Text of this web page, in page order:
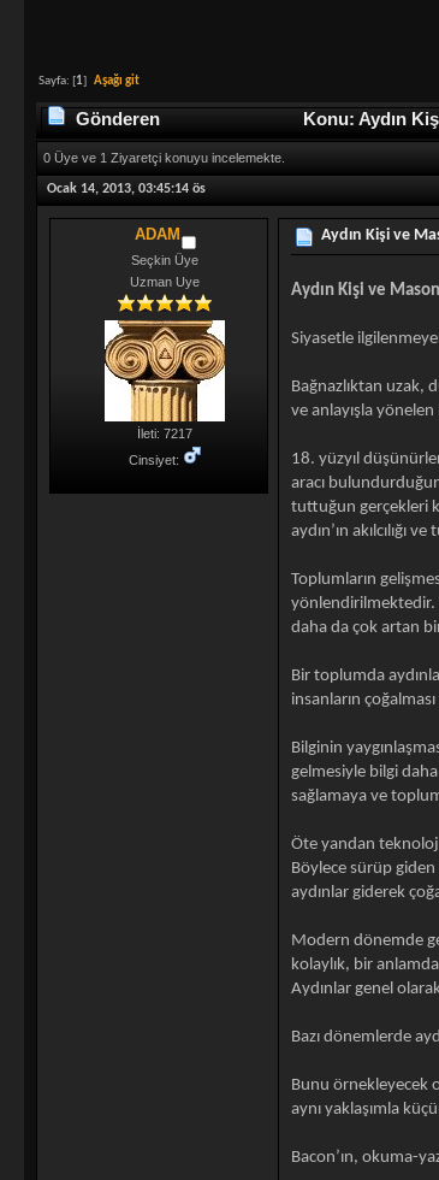
Sayfa: [1]Aşağı git
Gönderen Konu: Aydın
0 Üye ve 1 Ziyaretçi konuyu incelemekte.
Ocak 14, 2013, 03:45:14 ös
ADAM
Seçkin Üye
Uzman Uye
İleti: 7217
Cinsiyet:
Aydın Kişi ve
Aydın Kişi ve
Siyasetle
Bağnazlıktan uzak,
ve anlayışla
18. yüzyıl
aracı
tuttuğun gerçekleri
aydın’ın akılcılığı
Toplumların
yönlendirilmektedir.
daha da çok artan
Bir toplumda
insanların
Bilginin
gelmesiyle bilgi
sağlamaya ve
Öte yandan
Böylece sürüp giden
aydınlar giderek
Modern dönemde
kolaylık, bir
Aydınlar genel
Bazı dönemlerde
Bunu örnekleyecek
aynı yaklaşımla
Bacon’ın, okuma-